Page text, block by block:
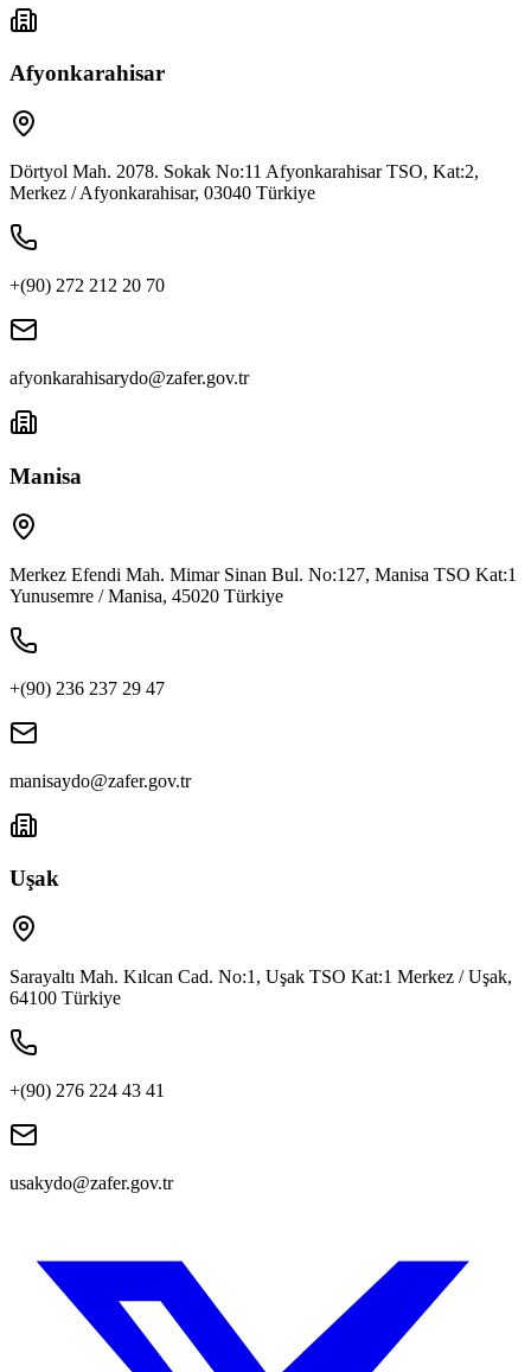
Afyonkarahisar
Dörtyol Mah. 2078. Sokak No:11 Afyonkarahisar TSO, Kat:2,
Merkez / Afyonkarahisar, 03040 Türkiye
+(90) 272 212 20 70
afyonkarahisarydo@zafer.gov.tr
Manisa
Merkez Efendi Mah. Mimar Sinan Bul. No:127, Manisa TSO Kat:1
Yunusemre / Manisa, 45020 Türkiye
+(90) 236 237 29 47
manisaydo@zafer.gov.tr
Uşak
Sarayaltı Mah. Kılcan Cad. No:1, Uşak TSO Kat:1 Merkez / Uşak,
64100 Türkiye
+(90) 276 224 43 41
usakydo@zafer.gov.tr